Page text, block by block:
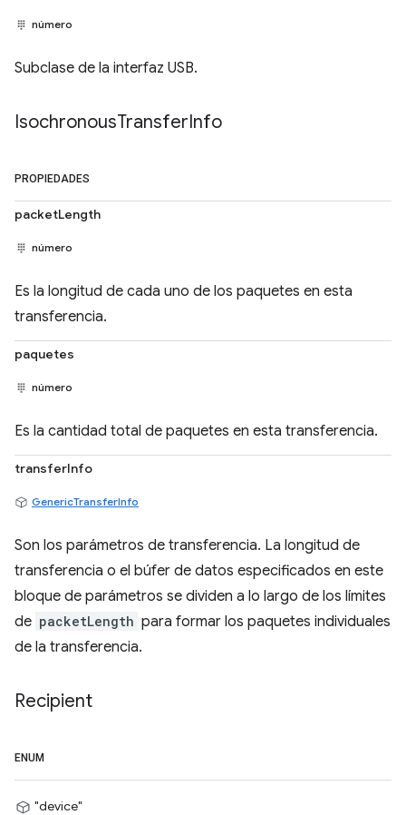
número
Subclase de la interfaz USB.
IsochronousTransferInfo
PROPIEDADES
packetLength
número
Es la longitud de cada uno de los paquetes en esta
transferencia.
paquetes
número
Es la cantidad total de paquetes en esta transferencia.
transferInfo
GenericTransferInfo
Son los parámetros de transferencia. La longitud de
transferencia o el búfer de datos especificados en este
bloque de parámetros se dividen a lo largo de los límites
de packetLength para formar los paquetes individuales
de la transferencia.
Recipient
ENUM
"device"